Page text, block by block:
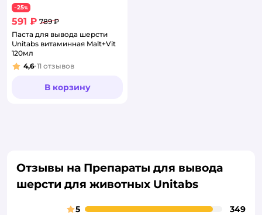
−25%
591 ₽ 789 ₽
Паста для вывода шерсти
Unitabs витаминная Malt+Vit
120мл
Рейтинг:
4,6 11 отзывов
В корзину
Отзывы на Препараты для вывода
шерсти для животных Unitabs
5
349